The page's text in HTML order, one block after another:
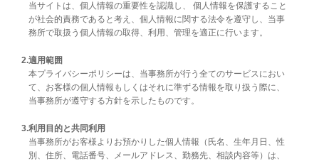
当サイトは、個人情報の重要性を認識し、 個人情報を保護すること
が社会的責務であると考え、個人情報に関する法令を遵守し、当事
務所で取扱う個人情報の取得、利用、管理を適正に行います。
適用範囲
本プライバシーポリシーは、当事務所が行う全てのサービスにおい
て、お客様の個人情報もしくはそれに準ずる情報を取り扱う際に、
当事務所が遵守する方針を示したものです。
利用目的と共同利用
当事務所がお客様よりお預かりした個人情報（氏名、生年月日、性
別、住所、電話番号、メールアドレス、勤務先、相談内容等）は、